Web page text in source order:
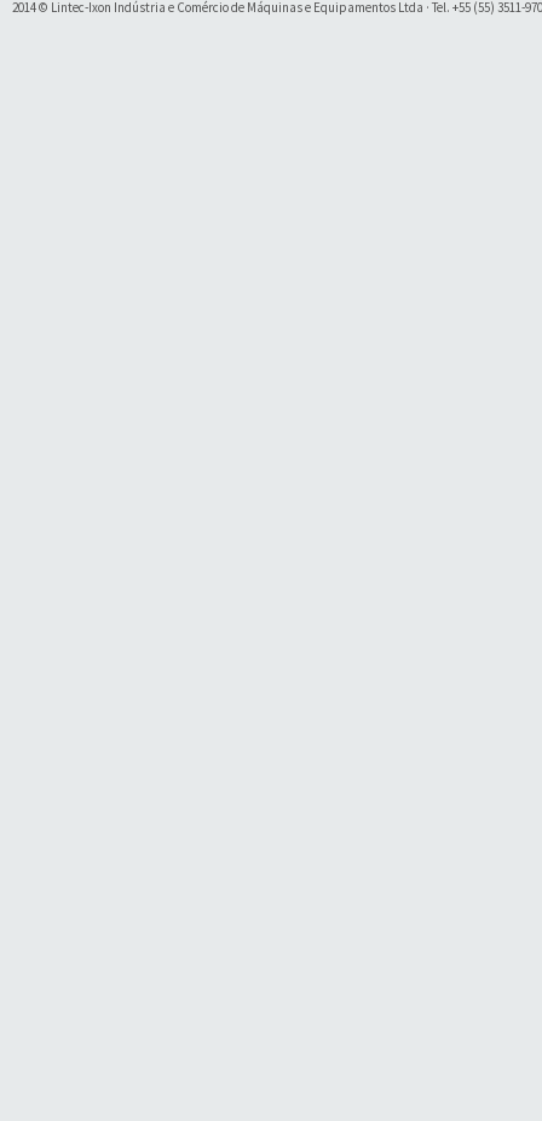
2014 © Lintec-Ixon Indústria e Comércio de Máquinas e Equipamentos Ltda · Tel. +55 (55) 3511-